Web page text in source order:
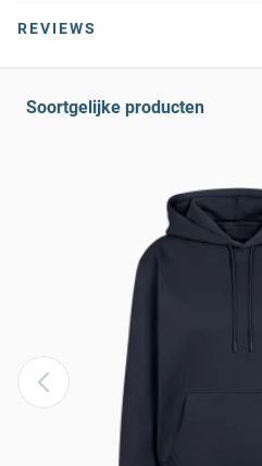
REVIEWS
Soortgelijke producten